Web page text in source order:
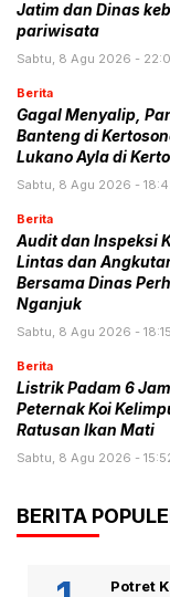
Jatim dan Dinas
pariwisata
Sabtu, 8 Agu 2026 -
Berita
Gagal Menyalip,
Banteng di
Lukano Ayla di
Sabtu, 8 Agu 2026 -
Berita
Audit dan Inspeksi
Lintas dan
Bersama Dinas
Nganjuk
Sabtu, 8 Agu 2026 - 18:15
Berita
Listrik Padam 6
Peternak Koi
Ratusan Ikan Mati
Sabtu, 8 Agu 2026 -
BERITA
Potret